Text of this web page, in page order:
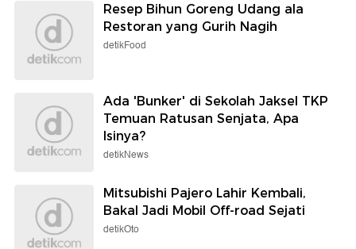
Resep Bihun Goreng Udang ala
Restoran yang Gurih Nagih
detikFood
Ada 'Bunker' di Sekolah Jaksel TKP
Temuan Ratusan Senjata, Apa
Isinya?
detikNews
Mitsubishi Pajero Lahir Kembali,
Bakal Jadi Mobil Off-road Sejati
detikOto